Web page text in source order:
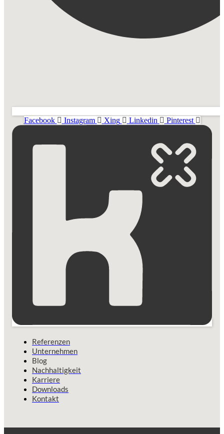
Facebook Instagram Xing Linkedin Pinterest
Referenzen
Unternehmen
Blog
Nachhaltigkeit
Karriere
Downloads
Kontakt